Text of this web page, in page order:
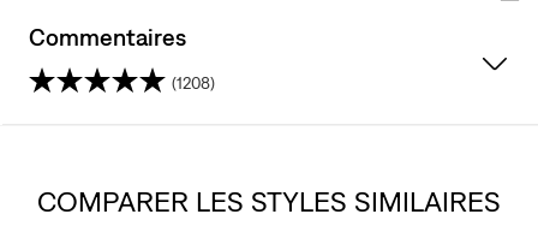
Commentaires
(1208)
5COMPARER LES STYLES SIMILAIRES